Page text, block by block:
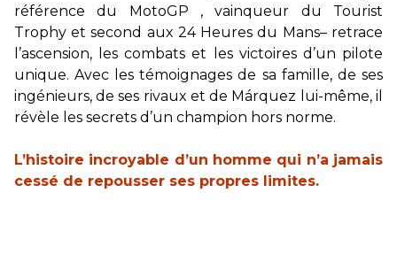
référence du MotoGP , vainqueur du Tourist
Trophy et second aux 24 Heures du Mans– retrace
l’ascension, les combats et les victoires d’un pilote
unique. Avec les témoignages de sa famille, de ses
ingénieurs, de ses rivaux et de Márquez lui-même, il
révèle les secrets d’un champion hors norme.
L’histoire incroyable d’un homme qui n’a jamais
cessé de repousser ses propres limites.